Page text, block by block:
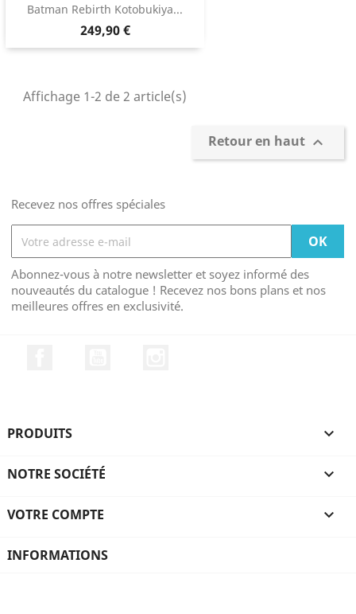
Batman Rebirth Kotobukiya...
249,90 €
Affichage 1-2 de 2 article(s)
Retour en haut 
Recevez nos offres spéciales
Abonnez-vous à notre newsletter et soyez informé des
nouveautés du catalogue ! Recevez nos bons plans et nos
meilleures offres en exclusivité.
PRODUITS 
NOTRE SOCIÉTÉ 
VOTRE COMPTE 
INFORMATIONS